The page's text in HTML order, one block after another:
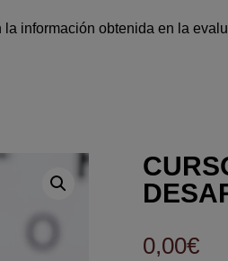
información obtenida en la
0,00€